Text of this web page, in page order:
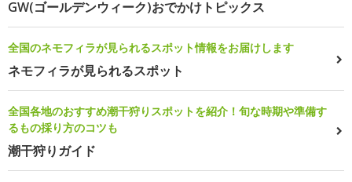
GW(ゴールデンウィーク)おでかけトピックス
全国のネモフィラが見られるスポット情報をお届けします
ネモフィラが見られるスポット
全国各地のおすすめ潮干狩りスポットを紹介！旬な時期や準備す
るもの採り方のコツも
潮干狩りガイド